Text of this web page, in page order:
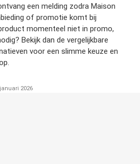
een melding zodra Maison
of promotie komt bij
momenteel niet in promo,
Bekijk dan de vergelijkbare
voor een slimme keuze en
2026